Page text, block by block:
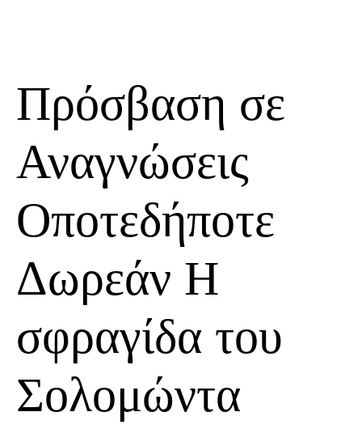
Πρόσβαση σε
Αναγνώσεις
Οποτεδήποτε
Δωρεάν Η
σφραγίδα του
Σολομώντα